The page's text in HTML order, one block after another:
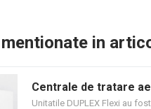
in
Centrale de tratare
DUPLEX Flexi
Unitatile DUPLEX Flexi au